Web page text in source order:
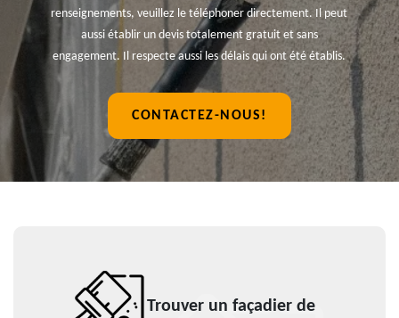
renseignements, veuillez le téléphoner directement. Il peut
aussi établir un devis totalement gratuit et sans
engagement. Il respecte aussi les délais qui ont été établis.
CONTACTEZ-NOUS!
Trouver un façadier de